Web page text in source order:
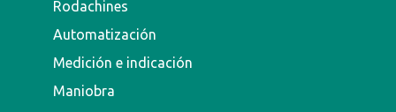
Rodachines
Automatización
Medición e indicación
Maniobra